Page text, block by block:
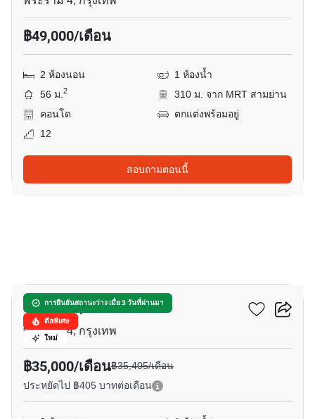
฿49,000/เดือน
2 ห้องนอน
1 ห้องน้ำ
56 ม.2
310 ม. จาก MRT สามย่าน
คอนโด
ตกแต่งพร้อมอยู่
12
สอบถามตอนนี้
การยืนยันสถานะว่าง เมื่อ 3 วันที่ผ่านมา
ดีลพิเศษ
ใหม่
คัลเจอร์ จุฬา
พระราม 4, กรุงเทพ
฿35,000/เดือน฿35,405/เดือน
ประหยัดไป ฿405 บาทต่อเดือน